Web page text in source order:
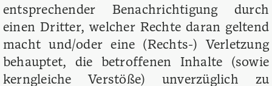
entsprechender Benachrichtigung durch
einen Dritter, welcher Rechte daran geltend
macht und/oder eine (Rechts-) Verletzung
behauptet, die betroffenen Inhalte (sowie
kerngleiche Verstöße) unverzüglich zu